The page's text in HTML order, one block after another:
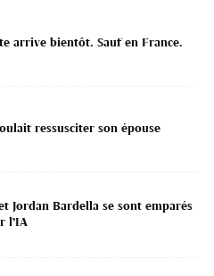
arrive bientôt. Sauf en France.
ressusciter son épouse
Jordan Bardella se sont emparés
l’IA